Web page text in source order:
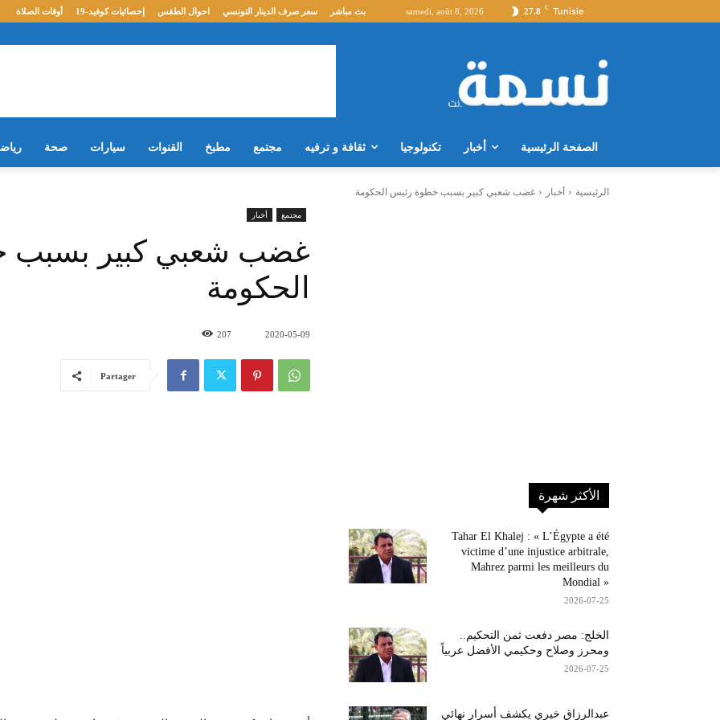
27.8 C Tunisie
samedi, août 8, 2026 أوقات الصلاة إحصائيات كوفيد-19 احوال الطقس سعر صرف الدينار التونسي بث مباشر
الصفحة الرئيسية أخبار تكنولوجيا ثقافة و ترفيه مجتمع مطبخ القنوات سيارات صحة
الرئيسية أخبار
غضب شعبي كبير بسبب خطوة رئيس الحكومة
أخبار
مجتمع
غضب شعبي كبير بسبب
الحكومة
2020-05-09
207
Partager
الأكثر شهرة
Tahar El Khalej : « L’Égypte a été
victime d’une injustice arbitrale,
Mahrez parmi les meilleurs du
Mondial »
2026-07-25
الخلج: مصر دفعت ثمن التحكيم..
ومحرز وصلاح وحكيمي الأفضل عربياً
2026-07-25
عبدالرزاق خيري يكشف أسرار نهائي